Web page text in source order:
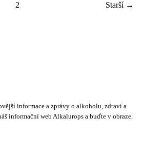
2 Starší →
informace a zprávy o alkoholu, zdraví a
informační web Alkalurops a buďte v obraze.